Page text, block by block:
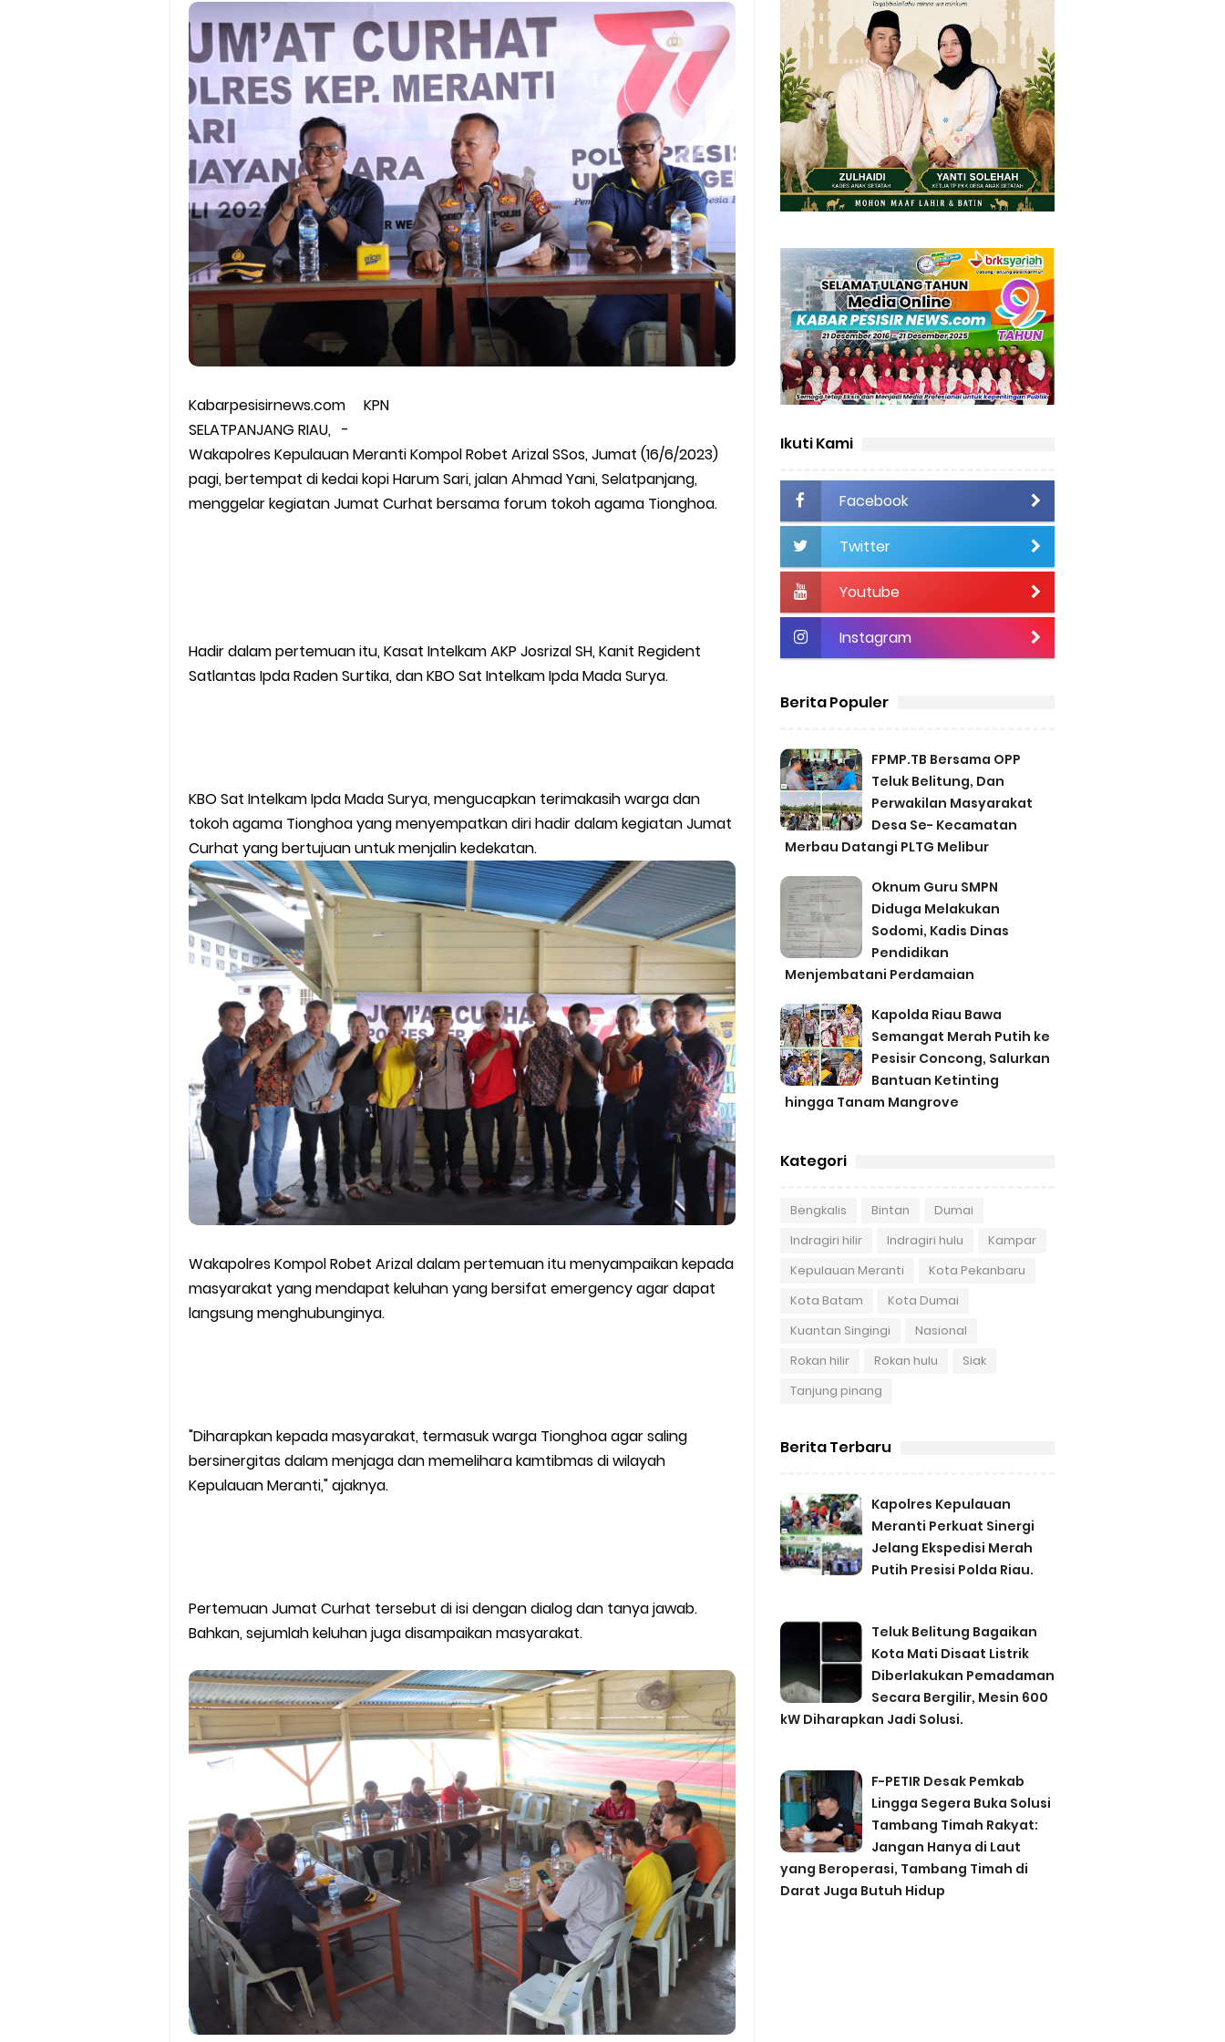
Thursday, 6 August
Kabarpesisirnews.com KPN
SELATPANJANG RIAU, -
Wakapolres Kepulauan Meranti Kompol Robet Arizal SSos, Jumat (16/6/2023)
pagi, bertempat di kedai kopi Harum Sari, jalan Ahmad Yani, Selatpanjang,
menggelar kegiatan Jumat Curhat bersama forum tokoh agama Tionghoa.
Hadir dalam pertemuan itu, Kasat Intelkam AKP Josrizal SH, Kanit Regident
Satlantas Ipda Raden Surtika, dan KBO Sat Intelkam Ipda Mada Surya.
KBO Sat Intelkam Ipda Mada Surya, mengucapkan terimakasih warga dan
tokoh agama Tionghoa yang menyempatkan diri hadir dalam kegiatan Jumat
Curhat yang bertujuan untuk menjalin kedekatan.
Wakapolres Kompol Robet Arizal dalam pertemuan itu menyampaikan kepada
masyarakat yang mendapat keluhan yang bersifat emergency agar dapat
langsung menghubunginya.
"Diharapkan kepada masyarakat, termasuk warga Tionghoa agar saling
bersinergitas dalam menjaga dan memelihara kamtibmas di wilayah
Kepulauan Meranti," ajaknya.
Pertemuan Jumat Curhat tersebut di isi dengan dialog dan tanya jawab.
Bahkan, sejumlah keluhan juga disampaikan masyarakat.
Ikuti Kami
Facebook
Twitter
Youtube
Instagram
Berita Populer
FPMP.TB Bersama OPP
Teluk Belitung, Dan
Perwakilan Masyarakat
Desa Se- Kecamatan
Merbau Datangi PLTG Melibur
Oknum Guru SMPN
Diduga Melakukan
Sodomi, Kadis Dinas
Pendidikan
Menjembatani Perdamaian
Kapolda Riau Bawa
Semangat Merah Putih ke
Pesisir Concong, Salurkan
Bantuan Ketinting
hingga Tanam Mangrove
Kategori
Bengkalis Bintan
Dumai
Indragiri hilir
Indragiri hulu
Kampar
Kepulauan Meranti
Kota Pekanbaru
Kota Batam
Kota Dumai
Kuantan Singingi
Nasional
Rokan hilir
Rokan hulu
Siak
Tanjung pinang
Berita Terbaru
Kapolres Kepulauan
Meranti Perkuat Sinergi
Jelang Ekspedisi Merah
Putih Presisi Polda Riau.
Teluk Belitung Bagaikan
Kota Mati Disaat Listrik
Diberlakukan Pemadaman
Secara Bergilir, Mesin 600
kW Diharapkan Jadi Solusi.
F-PETIR Desak Pemkab
Lingga Segera Buka Solusi
Tambang Timah Rakyat:
Jangan Hanya di Laut
yang Beroperasi, Tambang Timah di
Darat Juga Butuh Hidup